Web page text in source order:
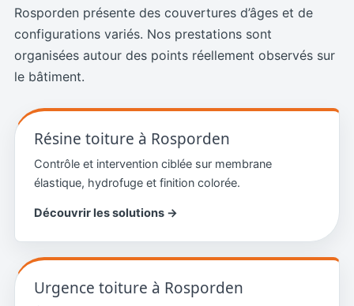
Rosporden présente des couvertures d’âges et de
configurations variés. Nos prestations sont
organisées autour des points réellement observés sur
le bâtiment.
Résine toiture à Rosporden
Contrôle et intervention ciblée sur membrane
élastique, hydrofuge et finition colorée.
Découvrir les solutions →
Urgence toiture à Rosporden